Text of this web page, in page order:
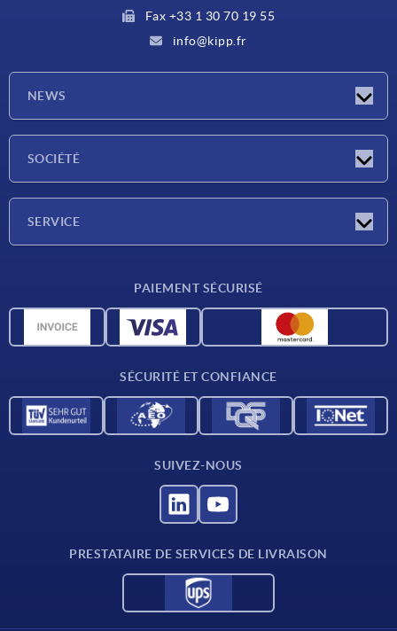
Fax +33 1 30 70 19 55
info@kipp.fr
NEWS
SOCIÉTÉ
SERVICE
Données CAO
PAIEMENT SÉCURISÉ
SÉCURITÉ ET CONFIANCE
SUIVEZ-NOUS
PRESTATAIRE DE SERVICES DE LIVRAISON